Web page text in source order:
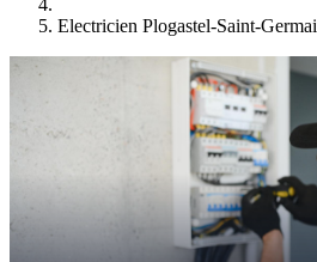
Electricien Plogastel-Saint-